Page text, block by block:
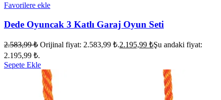
Favorilere ekle
Dede Oyuncak 3 Katlı Garaj Oyun Seti
2.583,99₺ Orijinal fiyat: 2.583,99 ₺.2.195,99 ₺Şu andaki fiyat:
2.195,99 ₺.
Sepete Ekle